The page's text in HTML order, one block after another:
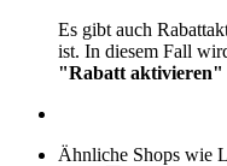
Es gibt auch
ist. In diesem Fall
"Rabatt
Ähnliche Shops wie